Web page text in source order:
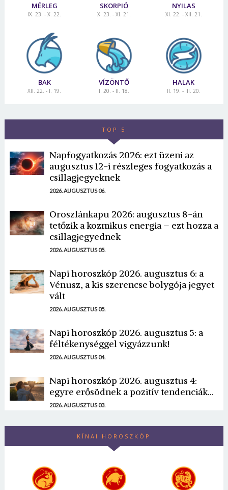
MÉRLEG
IX. 23. - X. 22.
SKORPIÓ
X. 23. - XI. 21.
NYILAS
XI. 22. - XII. 21.
BAK
XII. 22. - I. 19.
VÍZÖNTŐ
I. 20. - II. 18.
HALAK
II. 19. - III. 20.
TOP 5
Napfogyatkozás 2026: ezt üzeni az
augusztus 12-i részleges fogyatkozás a
csillagjegyeknek
2026. AUGUSZTUS 06.
Oroszlánkapu 2026: augusztus 8-án
tetőzik a kozmikus energia – ezt hozza a
csillagjegyednek
2026. AUGUSZTUS 05.
Napi horoszkóp 2026. augusztus 6: a
Vénusz, a kis szerencse bolygója jegyet
vált
2026. AUGUSZTUS 05.
Napi horoszkóp 2026. augusztus 5: a
féltékenységgel vigyázzunk!
2026. AUGUSZTUS 04.
Napi horoszkóp 2026. augusztus 4:
egyre erősödnek a pozitív tendenciák...
2026. AUGUSZTUS 03.
KÍNAI HOROSZKÓP